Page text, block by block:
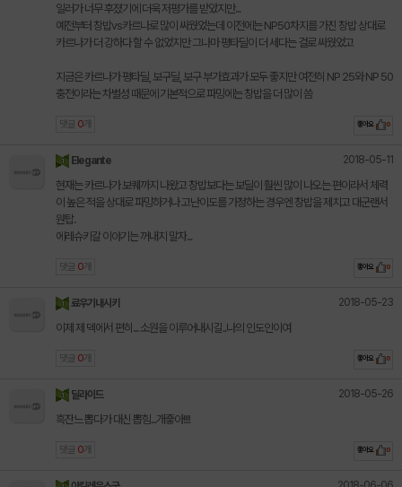
일러가 너무 후졌기에 더욱 저평가를 받았지만...
예전부터 창밥vs카르나로 많이 싸웠었는데 이전에는 NP50차지를 가진 창밥 상대로
카르나가 더 강하다 할 수 없었지만 그나마 평타딜이 더 세다는 걸로 싸웠었고
지금은 카르나가 평타딜, 보구딜, 보구 부가효과가 모두 좋지만 여전히 NP 25와 NP 50
충전이라는 차별성 때문에 기본적으로 파밍에는 창밥을 더 많이 씀
댓글 0 개 좋아요 0
Elegante 2018-05-11
현재는 카르나가 보퀘까지 나왔고 창밥보다는 보딜이 훨씬 많이 나오는 편이라서 체력
이 높은 적을 상대로 파밍하거나 고난이도를 가정하는 경우엔 창밥을 제치고 대군랜서
원탑.
에레슈키갈 이야기는 꺼내지 말자...
댓글 0 개 좋아요 0
료우기내시키 2018-05-23
이제 제 덱에서 편히... 소원을 이루어내시길..나의 인도인이여
댓글 0 개 좋아요 0
딜라이드 2018-05-26
흑잔느 뽑다가 대신 뽑힘...개죻아!!!!
댓글 0 개 좋아요 0